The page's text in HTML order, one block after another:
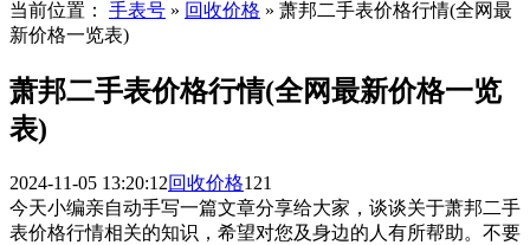
当前位置： 手表号 » 回收价格 » 萧邦二手表价格行情(全网最
新价格一览表)
萧邦二手表价格行情(全网最新价格一览
表)
2024-11-05 13:20:12回收价格121
今天小编亲自动手写一篇文章分享给大家，谈谈关于萧邦二手
表价格行情相关的知识，希望对您及身边的人有所帮助。不要